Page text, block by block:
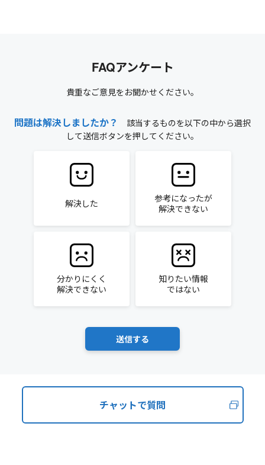
FAQアンケート
貴重なご意見をお聞かせください。
問題は解決しましたか？
該当するものを以下の中から選択
して送信ボタンを押してください。
解決した
参考になったが
解決できない
分かりにくく
解決できない
知りたい情報
ではない
チャットで質問